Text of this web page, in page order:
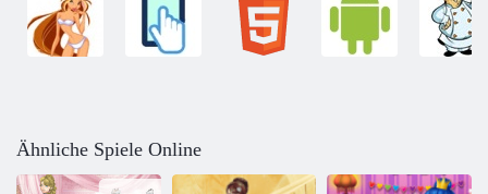
Ähnliche Spiele Online